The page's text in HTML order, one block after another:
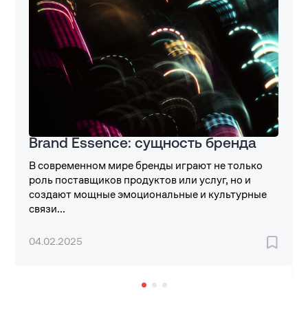
Brand Essence: сущность бренда
В современном мире бренды играют не только
роль поставщиков продуктов или услуг, но и
создают мощные эмоциональные и культурные
связи...
04.02.2025